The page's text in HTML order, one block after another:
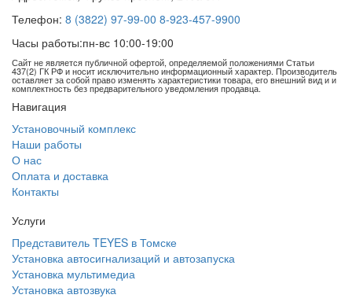
Телефон: 8 (3822) 97-99-00 8-923-457-9900
Часы работы:пн-вс 10:00-19:00
Сайт не является публичной офертой, определяемой положениями Статьи
437(2) ГК РФ и носит исключительно информационный характер. Производитель
оставляет за собой право изменять характеристики товара, его внешний вид и и
комплектность без предварительного уведомления продавца.
Навигация
Установочный комплекс
Наши работы
О нас
Оплата и доставка
Контакты
Услуги
Представитель TEYES в Томске
Установка автосигнализаций и автозапуска
Установка мультимедиа
Установка автозвука